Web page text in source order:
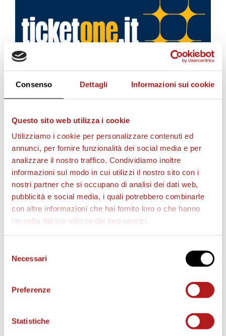
Consenso Dettagli Informazioni sui cookie
Questo sito web utilizza i cookie
Utilizziamo i cookie per personalizzare contenuti ed
annunci, per fornire funzionalità dei social media e per
analizzare il nostro traffico. Condividiamo inoltre
informazioni sul modo in cui utilizzi il nostro sito con i
nostri partner che si occupano di analisi dei dati web,
pubblicità e social media, i quali potrebbero combinarle
con altre informazioni che hai fornito loro o che hanno
raccolto dal tuo utilizzo dei loro servizi.
delNecessari
Preferenze
Statistiche
AS CITTADELLA STORE
MATCH PROGRAM